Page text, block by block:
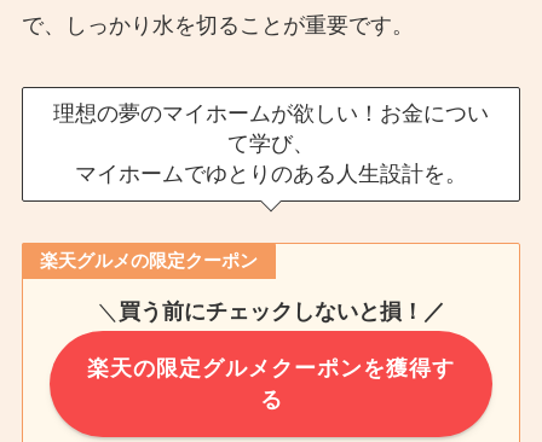
で、しっかり水を切ることが重要です。
理想の夢のマイホームが欲しい！お金につい
て学び、
マイホームでゆとりのある人生設計を。
楽天グルメの限定クーポン
＼ 買う前にチェックしないと損！／
楽天の限定グルメクーポンを獲得す
る